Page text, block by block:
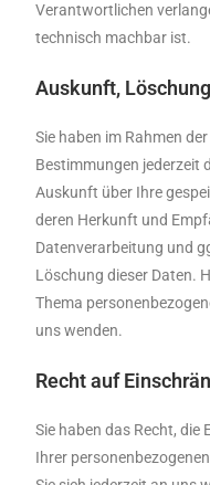
Verantwortlichen
technisch machbar ist.
Auskunft,
Sie haben im Rahmen
Bestimmungen jederzeit
Auskunft über Ihre
deren Herkunft und
Datenverarbeitung und
Löschung dieser Daten.
Thema
uns wenden.
Recht auf
Sie haben das Recht,
Ihrer